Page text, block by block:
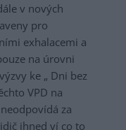
v nových
pro
exhalacemi a
na úrovni
ke „ Dni bez
VPD na
za
ihned ví co to